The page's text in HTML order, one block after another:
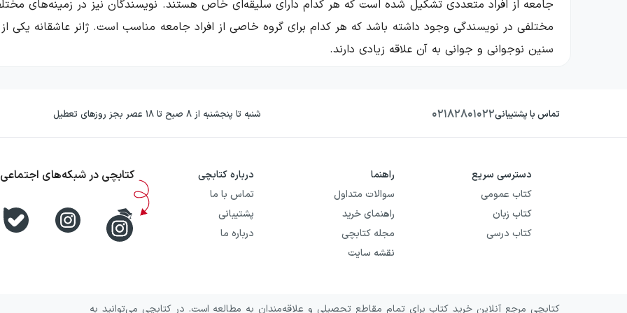
جامعه از افراد متعددی تشکیل شده است که هر کدام دارای سلیقه‌ای خاص هستند. نویسندگان نیز در زمینه‌های
مختلفی در نویسندگی وجود داشته باشد که هر کدام برای گروه خاصی از افراد جامعه مناسب است. ژانر عاشقانه یکی از
سنین نوجوانی و جوانی به آن علاقه زیادی دارند.
خصوصیاتی دارد و چه مفاهیمی را در خود جای می‌دهد؟
بررسی خصوصیات ژانر عاشقانه
ژانر عاشقانه به نوشته‌هایی گفته می‌شود که مفاهیم احساسی بین دو نفر را روایت می‌کند. در ژانرهای عاشقانه
نیز وجود دارد که ممکن است به عنوان خللی در روند احساسی شخصیت‌های اصلی محسوب شوند.
ژانر عاشقانه با درون مایه‌های رمانتیک احساسات خواننده را برمی‌انگیزد و در دوران مختلف همیشه توانسته است
آن چه که مهم است و به زیبایی داستان می‌افزاید، موانعی است که سر راه دو عاشق قرار دارد و باعث می‌شود تا
ژانر عاشقانه ممکن است در انتها جدایی و درام را نشان دهد که سبب می‌شود تا مخاطب لحظه‌های دردناک جدایی
در ژانر عاشقانه گاهی عشق‌هایی خاطی و گاهی هم عشق‌هایی معنویرا می‌توان دید که بسته به فرهنگ نویسنده
تماس با پشتیبانی۰۲۱۸۲۸۰۱۰۲۲ شنبه تا پنجشنبه از ۸ صبح تا ۱۸ عصر بجز روزهای تعطیل
دسترسی سریع
کتاب عمومی
کتاب زبان
کتاب درسی
راهنما
سوالات متداول
راهنمای خرید
مجله کتابچی
نقشه سایت
درباره کتابچی
تماس با ما
پشتیبانی
درباره ما
کتابچی در شبکه‌های اجتماعی
کتابچی مرجع آنلاین خرید کتاب برای تمام مقاطع تحصیلی و علاقه‌مندان به مطالعه است. در کتابچی می‌توانید به